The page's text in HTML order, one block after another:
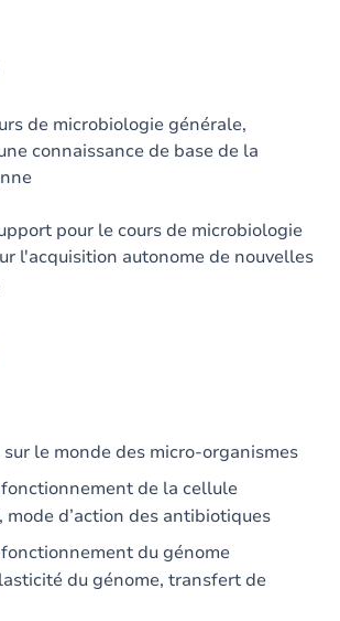
de microbiologie générale,
connaissance de base de la
pour le cours de microbiologie
l'acquisition autonome de nouvelles
le monde des micro-organismes
de la cellule
mode d’action des antibiotiques
du génome
du génome, transfert de